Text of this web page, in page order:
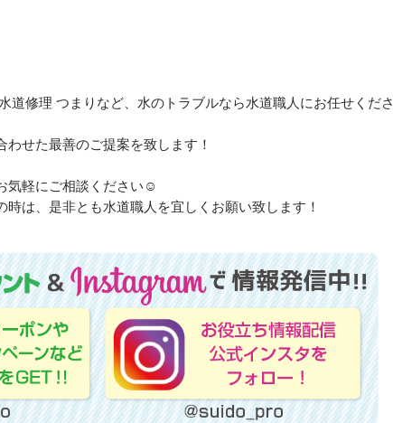
道修理 つまりなど、水のトラブルなら水道職人にお任せくださ
わせた最善のご提案を致します！
気軽にご相談ください☺
は、是非とも水道職人を宜しくお願い致します！